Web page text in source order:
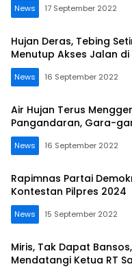
News 17 September 2022
Hujan Deras, Tebing
Menutup Akses Jalan
News 16 September 2022
Air Hujan Terus
Pangandaran, Gara-
News 16 September 2022
Rapimnas Partai
Kontestan Pilpres 2024
News 15 September 2022
Miris, Tak Dapat
Mendatangi Ketua RT